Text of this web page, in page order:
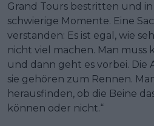
Grand Tours bestritten und
schwierige Momente. Eine
verstanden: Es ist egal, wie
nicht viel machen. Man
und dann geht es vorbei. Die
sie gehören zum Rennen.
herausfinden, ob die Beine
können oder nicht.“